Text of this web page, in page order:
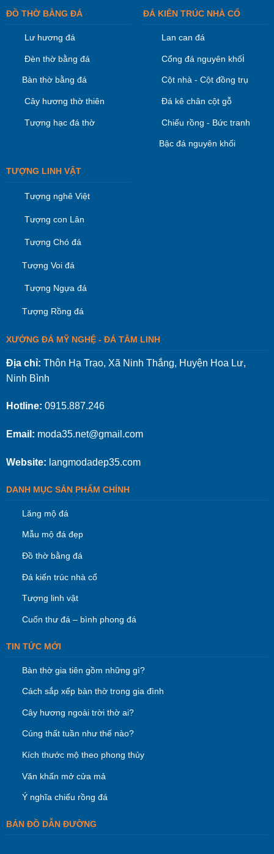
ĐỒ THỜ BẰNG ĐÁ
Lư hương đá
Đèn thờ bằng đá
Bàn thờ bằng đá
Cây hương thờ thiên
Tượng hạc đá thờ
ĐÁ KIÊN TRÚC NHÀ CỔ
Lan can đá
Cổng đá nguyên khối
Cột nhà - Cột đồng trụ
Đá kê chân cột gỗ
Chiếu rồng - Bức tranh
Bậc đá nguyên khối
TƯỢNG LINH VẬT
Tượng nghê Việt
Tượng con Lân
Tượng Chó đá
Tượng Voi đá
Tượng Ngựa đá
Tượng Rồng đá
XƯỞNG ĐÁ MỸ NGHỆ - ĐÁ TÂM LINH
Địa chỉ: Thôn Hạ Trạo, Xã Ninh Thắng, Huyện Hoa Lư,
Ninh Bình
Hotline: 0915.887.246
Email: moda35.net@gmail.com
Website: langmodadep35.com
DANH MỤC SẢN PHẨM CHÍNH
Lăng mộ đá
Mẫu mộ đá đẹp
Đồ thờ bằng đá
Đá kiến trúc nhà cổ
Tượng linh vật
Cuốn thư đá – bình phong đá
TIN TỨC MỚI
Bàn thờ gia tiên gồm những gì?
Cách sắp xếp bàn thờ trong gia đình
Cây hương ngoài trời thờ ai?
Cúng thất tuần như thế nào?
Kích thước mộ theo phong thủy
Văn khấn mở cửa mả
Ý nghĩa chiếu rồng đá
BẢN ĐỒ DẪN ĐƯỜNG